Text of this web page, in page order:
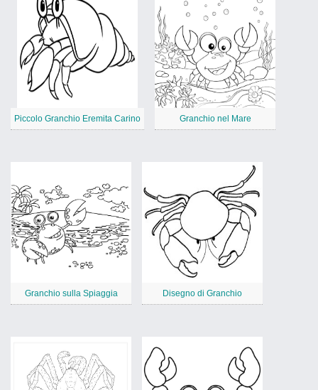
Piccolo Granchio Eremita Carino Granchio nel Mare
Granchio sulla Spiaggia Disegno di Granchio